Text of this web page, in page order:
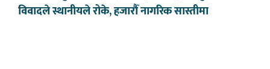
विवादले स्थानीयले रोके, हजारौँ नागरिक सास्तीमा